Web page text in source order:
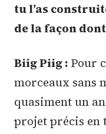
tu l’as
de la façon
Biig Piig : Pour
morceaux sans
quasiment un
projet précis en